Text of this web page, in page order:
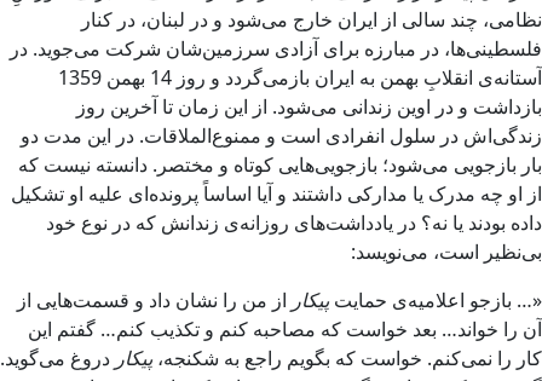
نظامى، چند سالى از ايران خارج مى‌شود و در لبنان، در کنار
فلسطينى‌ها، در مبارزه براى آزادى سرزمين‌شان شرکت مى‌جويد. در
آستانه‌ى انقلابِ بهمن به ايران باز‌مى‌گردد و روز 14 بهمن 1359
بازداشت و در اوين زندانى مى‌شود. از اين زمان تا آخرين روز
زندگى‌اش‏ در سلول انفرادى است و ممنوع‌الملاقات. در اين مدت دو
بار بازجويى‌ مى‌شود؛ بازجویى‌هایى کوتاه و مختصر. دانسته نيست که
از او چه مدرک يا مدارکى داشتند و آيا اساساً پرونده‌اى عليه او تشکيل
داده بودند يا نه‌؟ در يادداشت‌هاى روزانه‌ى زندانش‏ که در نوع خود
بى‌نظير است، مى‌نويسد:
«… بازجو اعلاميه‌ى حمايت پيکار از من را نشان داد و قسمت‌هايى از
آن را خواند… بعد خواست که مصاحبه کنم و تکذيب کنم… گفتم اين
کار را نمى‌کنم. خواست که بگويم راجع به شکنجه، پيکار دروغ مى‌گويد.